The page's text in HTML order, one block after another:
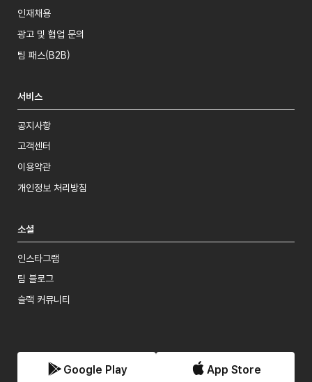
인재채용
광고 및 협업 문의
팀 패스(B2B)
서비스
공지사항
고객센터
이용약관
개인정보 처리방침
소셜
인스타그램
팀 블로그
슬랙 커뮤니티
Google Play App Store